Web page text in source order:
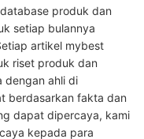
untuk mengatasi kulit
produk dan
setiap bulannya
artikel mybest
riset produk dan
dengan ahli di
berdasarkan fakta dan
dapat dipercaya, kami
kepada para